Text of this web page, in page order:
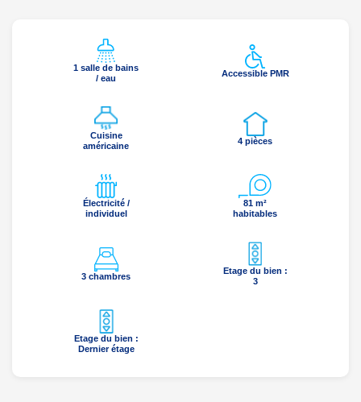
1 salle de bains
/ eau
Accessible PMR
Cuisine
américaine
4 pièces
Électricité /
individuel
81 m²
habitables
3 chambres
Etage du bien :
3
Etage du bien :
Dernier étage